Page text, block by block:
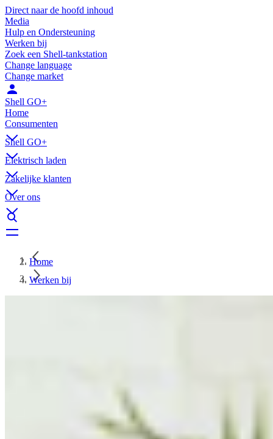
Direct naar de hoofd inhoud
Media
Hulp en Ondersteuning
Werken bij
Zoek een Shell-tankstation
Change language
Change market
Shell GO+
Home
Consumenten
Shell GO+
Elektrisch laden
Zakelijke klanten
Over ons
Home
Werken bij